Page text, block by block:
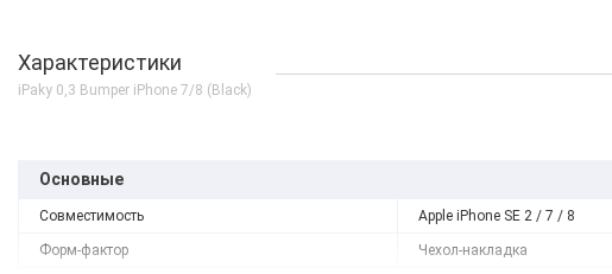
Характеристики
iPaky 0,3 Bumper iPhone 7/8 (Black)
Основные
Совместимость Apple iPhone SE 2 / 7 / 8
Форм-фактор Чехол-накладка